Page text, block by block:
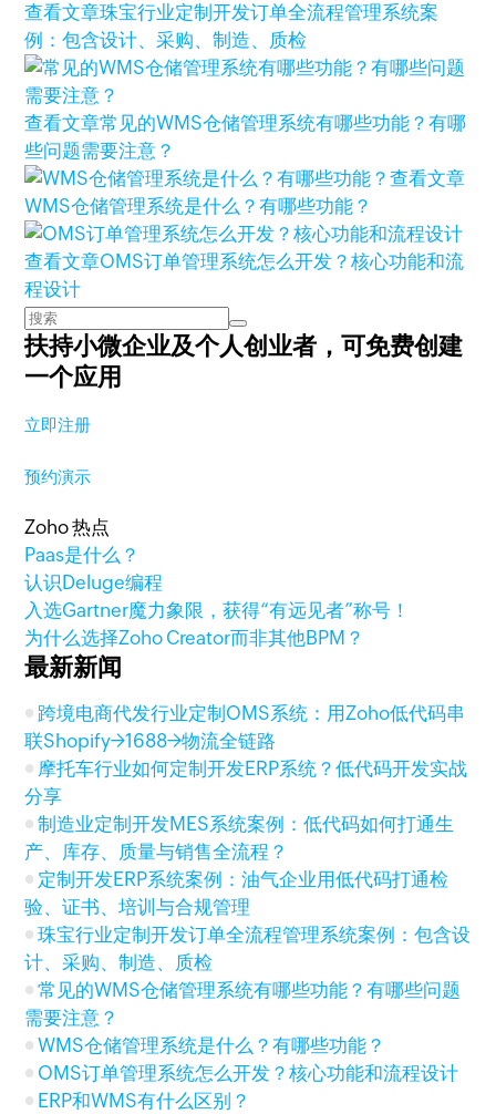
查看文章珠宝行业定制开发订单全流程管理系统案
例：包含设计、采购、制造、质检
查看文章常见的WMS仓储管理系统有哪些功能？有哪
些问题需要注意？
查看文章
WMS仓储管理系统是什么？有哪些功能？
查看文章OMS订单管理系统怎么开发？核心功能和流
程设计
扶持小微企业及个人创业者，可免费创建
一个应用
立即注册
预约演示
Zoho 热点
Paas是什么？
认识Deluge编程
入选Gartner魔力象限，获得“有远见者”称号！
为什么选择Zoho Creator而非其他BPM？
最新新闻
跨境电商代发行业定制OMS系统：用Zoho低代码串
联Shopify→1688→物流全链路
摩托车行业如何定制开发ERP系统？低代码开发实战
分享
制造业定制开发MES系统案例：低代码如何打通生
产、库存、质量与销售全流程？
定制开发ERP系统案例：油气企业用低代码打通检
验、证书、培训与合规管理
珠宝行业定制开发订单全流程管理系统案例：包含设
计、采购、制造、质检
常见的WMS仓储管理系统有哪些功能？有哪些问题
需要注意？
WMS仓储管理系统是什么？有哪些功能？
OMS订单管理系统怎么开发？核心功能和流程设计
ERP和WMS有什么区别？